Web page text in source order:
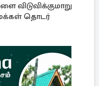
விடுவிக்குமாறு
தொடர்